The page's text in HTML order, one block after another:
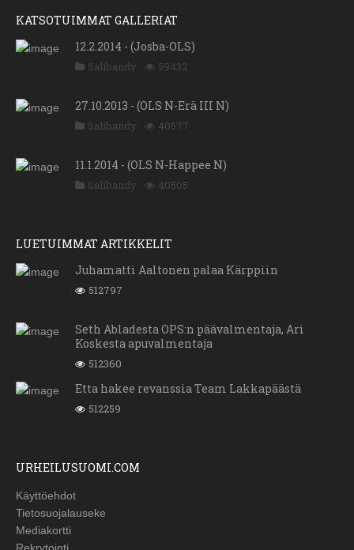
KATSOTUIMMAT GALLERIAT
12.2.2014 - (Josba-OLS)
Salibandy 59432
27.10.2013 - (OLS N-Erä III N)
Salibandy 40577
11.1.2014 - (OLS N-Happee N)
Salibandy 40505
LUETUIMMAT ARTIKKELIT
Juhamatti Aaltonen palaa Kärppiin
512797
Seth Abladesta OPS:n päävalmentaja, Ari
Koskesta apuvalmentaja
512360
Etta hakee revanssia Team Lakkapäästä
512259
URHEILUSUOMI.COM
Käyttöehdot
Tietosuojalauseke
Mediakortti